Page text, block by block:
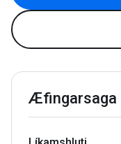
Æfingarsaga